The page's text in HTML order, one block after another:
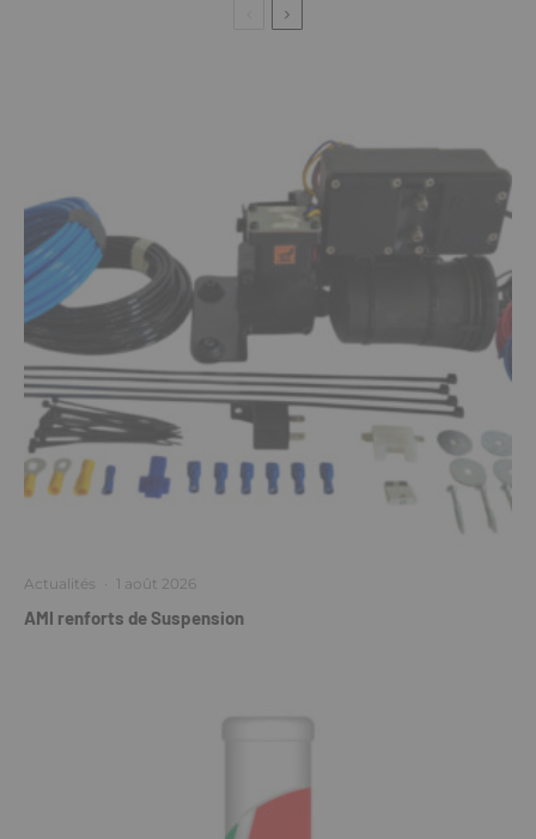
Actualités · 1 août 2026
AMI renforts de Suspension